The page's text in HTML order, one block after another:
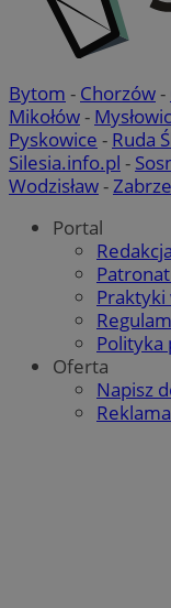
Bytom - Chorzów-
Mikołów-
Pyskowice - Ruda
Silesia.info.pl -
Wodzisław-Zabrze
Portal
Redakcja
Praktyki
Polityka
Oferta
Napisz
Reklama